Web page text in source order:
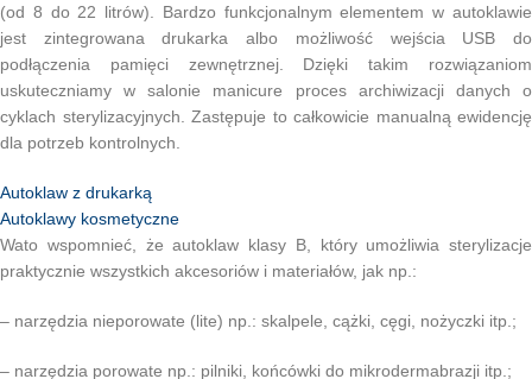
(od 8 do 22 litrów). Bardzo funkcjonalnym elementem w autoklawie
jest zintegrowana drukarka albo możliwość wejścia USB do
podłączenia pamięci zewnętrznej. Dzięki takim rozwiązaniom
uskuteczniamy w salonie manicure proces archiwizacji danych o
cyklach sterylizacyjnych. Zastępuje to całkowicie manualną ewidencję
dla potrzeb kontrolnych.
Autoklaw z drukarką
Autoklawy kosmetyczne
Wato wspomnieć, że autoklaw klasy B, który umożliwia sterylizacje
praktycznie wszystkich akcesoriów i materiałów, jak np.:
– narzędzia nieporowate (lite) np.: skalpele, cążki, cęgi, nożyczki itp.;
– narzędzia porowate np.: pilniki, końcówki do mikrodermabrazji itp.;